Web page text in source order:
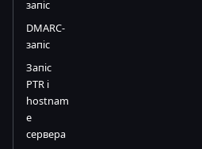
запіс
DMARC-
запіс
Запіс
PTR і
hostnam
e
сервера